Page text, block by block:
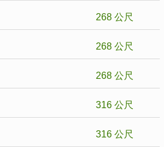
268 公尺
268 公尺
268 公尺
316 公尺
316 公尺